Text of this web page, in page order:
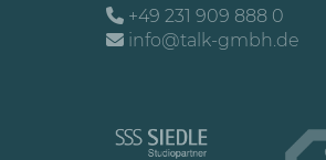
+49 231 909 888 0
info@talk-gmbh.de